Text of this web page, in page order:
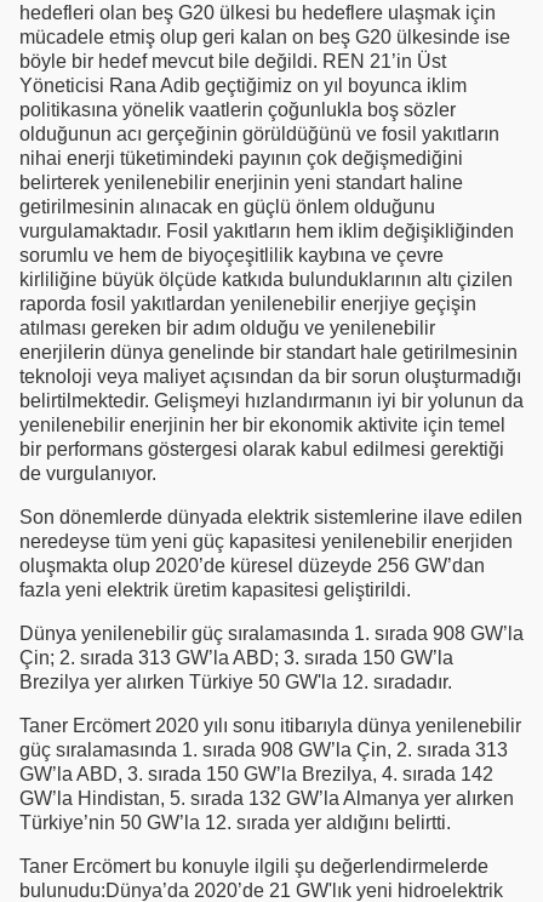
hedefleri olan beş G20 ülkesi bu hedeflere ulaşmak için
mücadele etmiş olup geri kalan on beş G20 ülkesinde ise
böyle bir hedef mevcut bile değildi. REN 21’in Üst
Yöneticisi Rana Adib geçtiğimiz on yıl boyunca iklim
politikasına yönelik vaatlerin çoğunlukla boş sözler
olduğunun acı gerçeğinin görüldüğünü ve fosil yakıtların
nihai enerji tüketimindeki payının çok değişmediğini
belirterek yenilenebilir enerjinin yeni standart haline
getirilmesinin alınacak en güçlü önlem olduğunu
vurgulamaktadır. Fosil yakıtların hem iklim değişikliğinden
sorumlu ve hem de biyoçeşitlilik kaybına ve çevre
kirliliğine büyük ölçüde katkıda bulunduklarının altı çizilen
raporda fosil yakıtlardan yenilenebilir enerjiye geçişin
atılması gereken bir adım olduğu ve yenilenebilir
enerjilerin dünya genelinde bir standart hale getirilmesinin
teknoloji veya maliyet açısından da bir sorun oluşturmadığı
belirtilmektedir. Gelişmeyi hızlandırmanın iyi bir yolunun da
yenilenebilir enerjinin her bir ekonomik aktivite için temel
bir performans göstergesi olarak kabul edilmesi gerektiği
de vurgulanıyor.
Son dönemlerde dünyada elektrik sistemlerine ilave edilen
neredeyse tüm yeni güç kapasitesi yenilenebilir enerjiden
oluşmakta olup 2020’de küresel düzeyde 256 GW’dan
fazla yeni elektrik üretim kapasitesi geliştirildi.
Dünya yenilenebilir güç sıralamasında 1. sırada 908 GW’la
Çin; 2. sırada 313 GW’la ABD; 3. sırada 150 GW’la
Brezilya yer alırken Türkiye 50 GW'la 12. sıradadır.
Taner Ercömert 2020 yılı sonu itibarıyla dünya yenilenebilir
güç sıralamasında 1. sırada 908 GW’la Çin, 2. sırada 313
GW’la ABD, 3. sırada 150 GW’la Brezilya, 4. sırada 142
GW’la Hindistan, 5. sırada 132 GW’la Almanya yer alırken
Türkiye’nin 50 GW’la 12. sırada yer aldığını belirtti.
Taner Ercömert bu konuyle ilgili şu değerlendirmelerde
bulunudu:Dünya’da 2020’de 21 GW'lık yeni hidroelektrik